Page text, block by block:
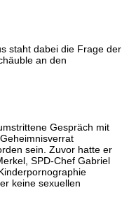
staht dabei die Frage der
an den
Gespräch mit
sein. Zuvor hatte er
SPD-Chef Gabriel
keine sexuellen